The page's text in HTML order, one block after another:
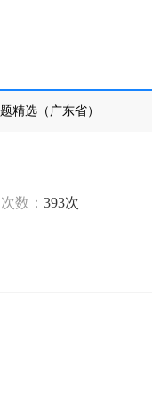
精选（广东省）
数： 393次